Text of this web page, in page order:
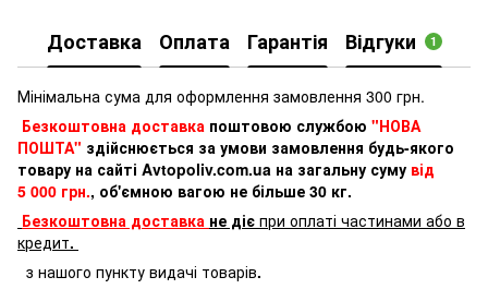
Доставка Оплата Гарантія Відгуки 1
Мінімальна сума для оформлення замовлення 300 грн.
Безкоштовна доставка поштовою службою "НОВА
ПОШТА" здійснюється за умови замовлення будь-якого
товару на сайті Avtopoliv.com.ua на загальну суму від
5 000 грн., об'ємною вагою не більше 30 кг.
Безкоштовна доставка не діє при оплаті частинами або в
кредит.
з нашого пункту видачі товарів.